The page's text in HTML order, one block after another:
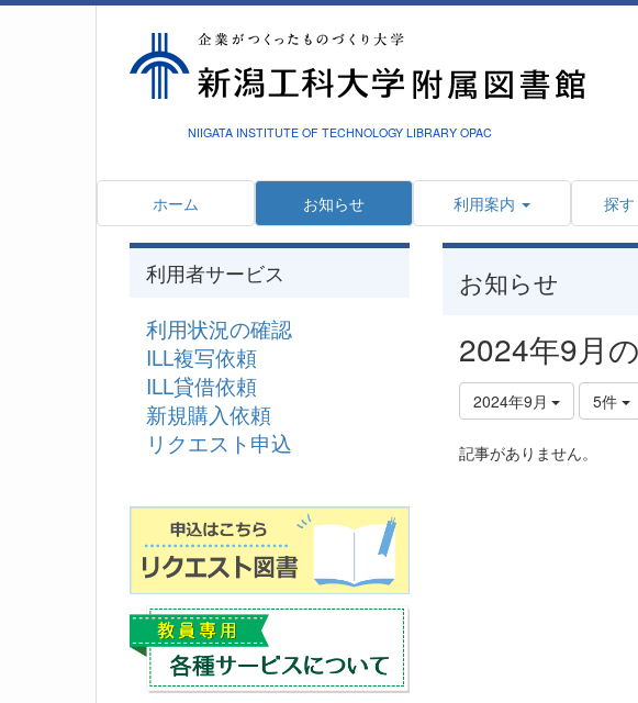
NIIGATA INSTITUTE OF TECHNOLOGY LIBRARY OPAC
ホーム お知らせ 利用案内 探
お知らせ
2024年9月
2024年9月 5件
記事がありません。
利用者サービス
利用状況の確認
ILL複写依頼
ILL貸借依頼
新規購入依頼
リクエスト申込